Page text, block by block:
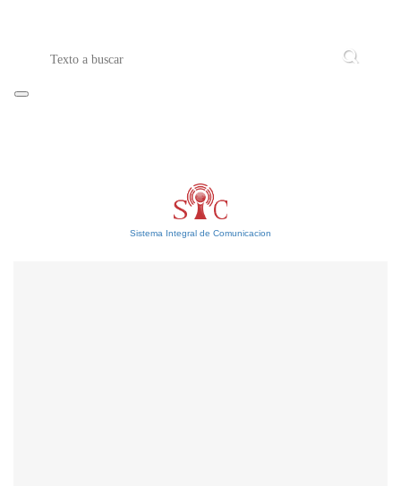
Sistema Integral de Comunicacion